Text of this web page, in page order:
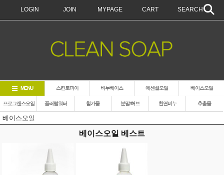
LOGIN JOIN MYPAGE CART SEARCH
MENU 스킨토피아 비누베이스 에센셜오일 베이스오일
프로그랜스오일 플러럴워터 첨가물 분말/허브 천연비누 추출물
베이스오일
베이스오일 베스트